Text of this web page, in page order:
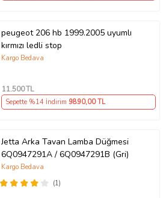
peugeot 206 hb 1999.2005 uyumlı
kırmızı ledli stop
Kargo Bedava
11.500TL
Sepette %14 İndirim 9890,00 TL
Jetta Arka Tavan Lamba Düğmesi
6Q0947291A / 6Q0947291B (Gri)
(1)
Kargo Bedava